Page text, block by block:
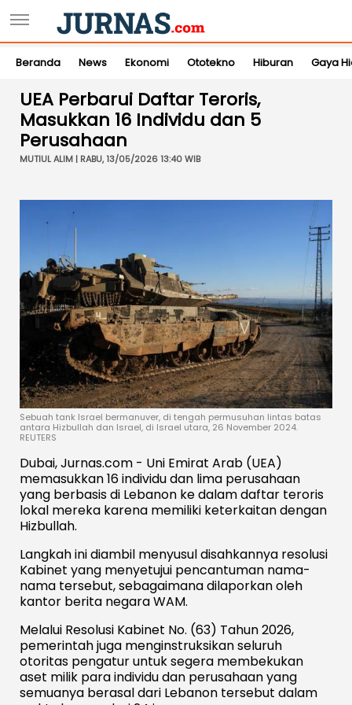
Beranda News Ekonomi Ototekno Hiburan Gaya
UEA Perbarui Daftar Teroris,
Masukkan 16 Individu dan 5
Perusahaan
MUTIUL ALIM | RABU, 13/05/2026 13:40 WIB
Sebuah tank Israel bermanuver, di tengah permusuhan lintas batas
antara Hizbullah dan Israel, di Israel utara, 26 November 2024.
REUTERS
Dubai, Jurnas.com - Uni Emirat Arab (UEA)
memasukkan 16 individu dan lima perusahaan
yang berbasis di Lebanon ke dalam daftar teroris
lokal mereka karena memiliki keterkaitan dengan
Hizbullah.
Langkah ini diambil menyusul disahkannya resolusi
Kabinet yang menyetujui pencantuman nama-
nama tersebut, sebagaimana dilaporkan oleh
kantor berita negara WAM.
Melalui Resolusi Kabinet No. (63) Tahun 2026,
pemerintah juga menginstruksikan seluruh
otoritas pengatur untuk segera membekukan
aset milik para individu dan perusahaan yang
semuanya berasal dari Lebanon tersebut dalam